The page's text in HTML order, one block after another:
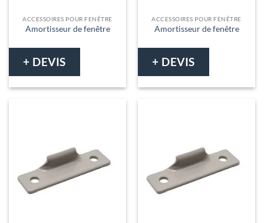
ACCESSOIRES POUR FENÊTRE
Amortisseur de fenêtre
+ DEVIS
ACCESSOIRES POUR FENÊTRE
Amortisseur de fenêtre
+ DEVIS